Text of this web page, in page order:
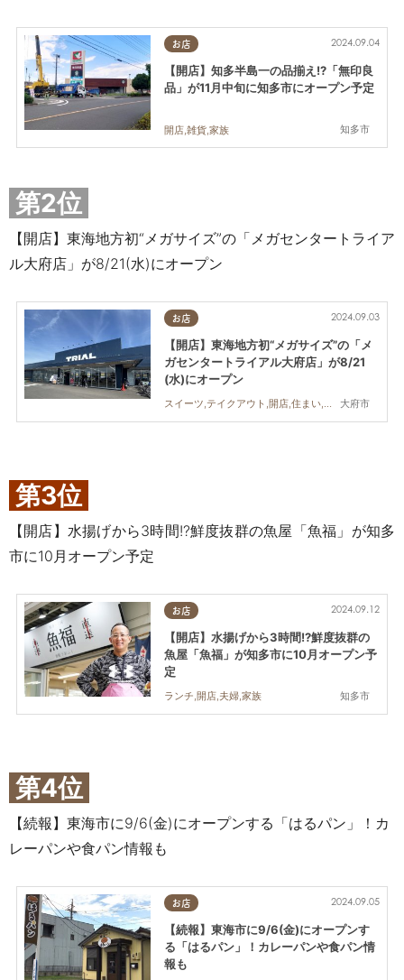
お店
知多市
2024.09.04
【開店】知多半島一の品揃え!?「無印良
品」が11月中旬に知多市にオープン予定
開店,雑貨,家族
第2位
【開店】東海地方初“メガサイズ”の「メガセンタートライア
ル大府店」が8/21(水)にオープン
お店
大府市
2024.09.03
【開店】東海地方初“メガサイズ”の「メ
ガセンタートライアル大府店」が8/21
(水)にオープン
スイーツ,テイクアウト,開店,住まい,雑貨,家族
第3位
【開店】水揚げから3時間!?鮮度抜群の魚屋「魚福」が知多
市に10月オープン予定
お店
知多市
2024.09.12
【開店】水揚げから3時間!?鮮度抜群の
魚屋「魚福」が知多市に10月オープン予
定
ランチ,開店,夫婦,家族
第4位
【続報】東海市に9/6(金)にオープンする「はるパン」！カ
レーパンや食パン情報も
お店 2024.09.05
【続報】東海市に9/6(金)にオープンす
る「はるパン」！カレーパンや食パン情
報も